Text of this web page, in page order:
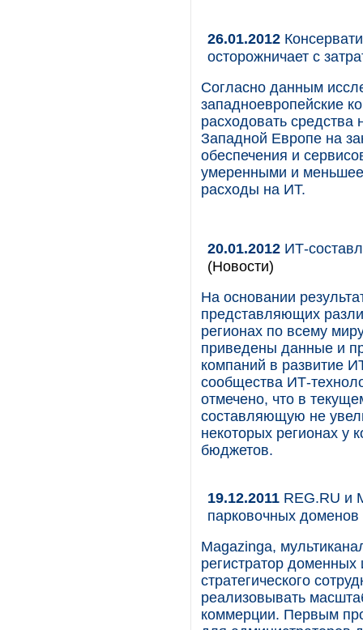
26.01.2012
осторожничает с
Согласно данным
западноевропейские
расходовать
Западной Европе на
обеспечения и
умеренными и меньшее
расходы на ИТ.
20.01.2012 ИТ-
(Новости)
На основании
представляющих
регионах по всему
приведены данные и
компаний в развитие
сообщества ИТ-
отмечено, что в
составляющую не
некоторых регионах у
бюджетов.
19.12.2011 REG.RU и
парковочных
Magazinga,
регистратор
стратегического
реализовывать
коммерции. Первым